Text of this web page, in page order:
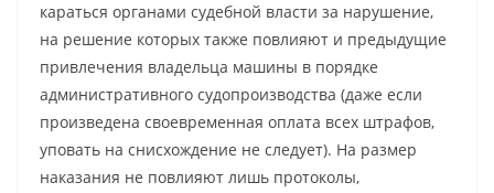
караться органами судебной власти за нарушение,
на решение которых также повлияют и предыдущие
привлечения владельца машины в порядке
административного судопроизводства (даже если
произведена своевременная оплата всех штрафов,
уповать на снисхождение не следует). На размер
наказания не повлияют лишь протоколы,